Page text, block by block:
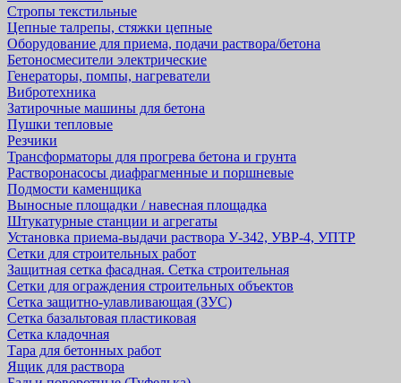
Стропы текстильные
Цепные талрепы, стяжки цепные
Оборудование для приема, подачи раствора/бетона
Бетоносмесители электрические
Генераторы, помпы, нагреватели
Вибротехника
Затирочные машины для бетона
Пушки тепловые
Резчики
Трансформаторы для прогрева бетона и грунта
Растворонасосы диафрагменные и поршневые
Подмости каменщика
Выносные площадки / навесная площадка
Штукатурные станции и агрегаты
Установка приема-выдачи раствора У-342, УВР-4, УПТР
Сетки для строительных работ
Защитная cетка фасадная. Сетка строительная
Сетки для ограждения строительных объектов
Сетка защитно-улавливающая (ЗУС)
Сетка базальтовая пластиковая
Сетка кладочная
Тара для бетонных работ
Ящик для раствора